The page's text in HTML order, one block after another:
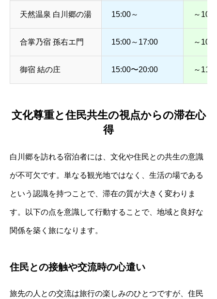
天然温泉 白川郷の湯 15:00～ ～
合掌乃宿 孫右エ門 15:00～17:00 ～
御宿 結の庄 15:00〜20:00 ～
文化尊重と住民共生の視点からの滞在心
得
白川郷を訪れる宿泊者には、文化や住民との共生の意識
が不可欠です。単なる観光地ではなく、生活の場である
という認識を持つことで、滞在の質が大きく変わりま
す。以下の点を意識して行動することで、地域と良好な
関係を築く旅になります。
住民との接触や交流時の心遣い
旅先の人との交流は旅行の楽しみのひとつですが、住民